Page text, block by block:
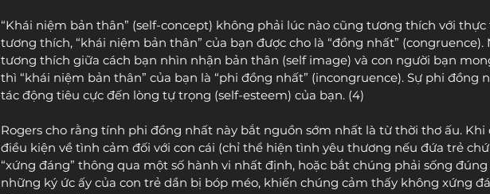
“Khái niệm bản thân” (self-concept) không phải lúc nào cũng tương thích với thực
tương thích, “khái niệm bản thân” của bạn được cho là “đồng nhất” (congruence).
tương thích giữa cách bạn nhìn nhận bản thân (self image) và con người bạn
thì “khái niệm bản thân” của bạn là “phi đồng nhất” (incongruence). Sự phi đồng
tác động tiêu cực đến lòng tự trọng (self-esteem) của bạn. (4)
Rogers cho rằng tính phi đồng nhất này bắt nguồn sớm nhất là từ thời thơ ấu. Khi
điều kiện về tình cảm đối với con cái (chỉ thể hiện tình yêu thương nếu đứa trẻ
“xứng đáng” thông qua một số hành vi nhất định, hoặc bắt chúng phải sống
những ký ức ấy của con trẻ dần bị bóp méo, khiến chúng cảm thấy không xứng